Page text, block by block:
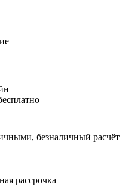
безналичный расчёт
рассрочка